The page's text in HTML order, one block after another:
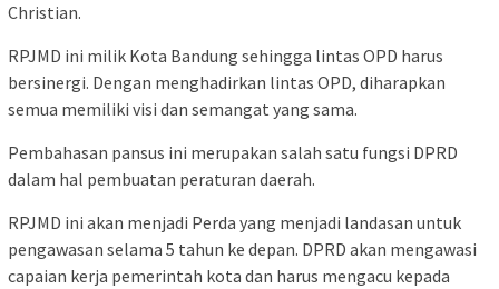
Christian.
RPJMD ini milik Kota Bandung sehingga lintas OPD harus
bersinergi. Dengan menghadirkan lintas OPD, diharapkan
semua memiliki visi dan semangat yang sama.
⁠Pembahasan pansus ini merupakan salah satu fungsi DPRD
dalam hal pembuatan peraturan daerah.
RPJMD ini akan menjadi Perda yang menjadi landasan untuk
pengawasan selama 5 tahun ke depan. DPRD akan mengawasi
capaian kerja pemerintah kota dan harus mengacu kepada